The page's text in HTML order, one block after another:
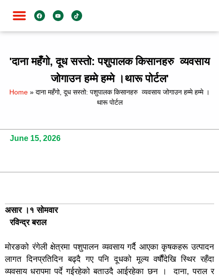
'दाना महँगो, दूध सस्तो: पशुपालक किसानहरु व्यवसाय
जोगाउन हम्मे हम्मे ।थारू पाेर्टल'
Home » दाना महँगो, दूध सस्तो: पशुपालक किसानहरु व्यवसाय जोगाउन हम्मे हम्मे ।
थारू पाेर्टल
June 15, 2026
असार ।१ साेमवार
रविन्द्र बराल
मोरङको रंगेली क्षेत्रमा पशुपालन व्यवसाय गर्दै आएका कृषकहरू उत्पादन
लागत दिनप्रतिदिन बढ्दै गए पनि दूधको मूल्य वर्षौंदेखि स्थिर रहँदा
व्यवसाय धरापमा पर्दे गईरहेकाे बताउदै आईरहेका छन । दाना, पराल र